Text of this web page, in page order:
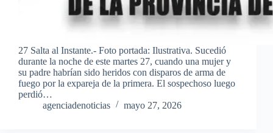
27 Salta al Instante.- Foto portada: Ilustrativa. Sucedió
durante la noche de este martes 27, cuando una mujer y
su padre habrían sido heridos con disparos de arma de
fuego por la expareja de la primera. El sospechoso luego
perdió…
agenciadenoticias
mayo 27, 2026